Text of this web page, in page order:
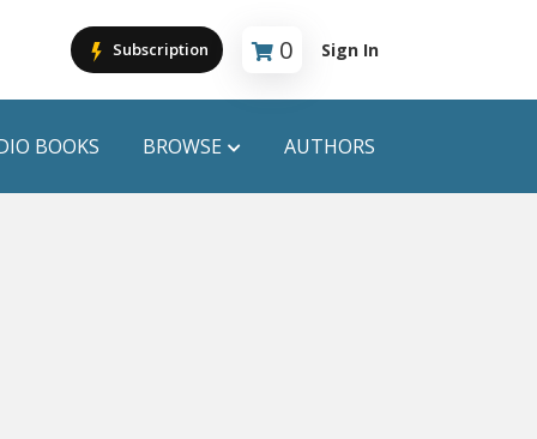
Subscription 0
Cart is empty
Sign In
BOOKS BROWSE AUTHORS